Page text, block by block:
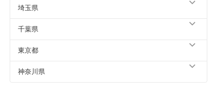
埼玉県
川越市、さいたま市、越谷市、所沢市、桶川市、三郷市、
鴻巣市、大里郡、白岡市、幸手市、北葛飾郡、南埼玉郡、
富士見市、朝霞市、志木市、和光市、ふじみ野市、川口
蓮田市、吉川市、羽生市、深谷市、狭山市、入間市、新座
市、北本市、八潮市
千葉県
柏市、野田市、松戸市、流山市、我孫子市、習志野市、浦
安市
東京都
立川市、小平市、町田市、新宿区、中央区、品川区、板橋
区、渋谷区、世田谷区、中野区、杉並区、練馬区、江東
神奈川県